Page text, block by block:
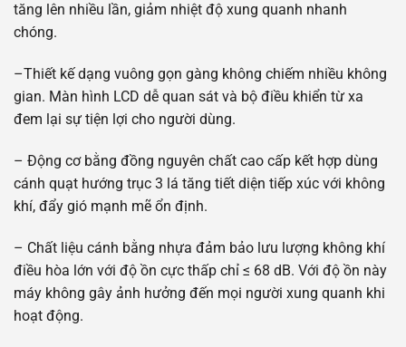
tăng lên nhiều lần, giảm nhiệt độ xung quanh nhanh
chóng.
–Thiết kế dạng vuông gọn gàng không chiếm nhiều không
gian. Màn hình LCD dễ quan sát và bộ điều khiển từ xa
đem lại sự tiện lợi cho người dùng.
– Động cơ bằng đồng nguyên chất cao cấp kết hợp dùng
cánh quạt hướng trục 3 lá tăng tiết diện tiếp xúc với không
khí, đẩy gió mạnh mẽ ổn định.
– Chất liệu cánh bằng nhựa đảm bảo lưu lượng không khí
điều hòa lớn với độ ồn cực thấp chỉ ≤ 68 dB. Với độ ồn này
máy không gây ảnh hưởng đến mọi người xung quanh khi
hoạt động.